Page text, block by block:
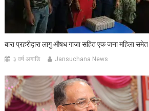
बारा प्रहरीद्वारा लागु औषध गाजा सहित एक जना महिला
३ वर्ष अगाडि Jansuchana News